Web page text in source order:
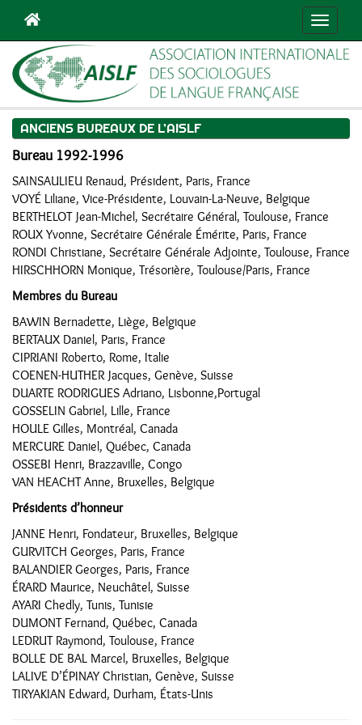
ANCIENS BUREAUX DE L’AISLF
Bureau 1992-1996
SAINSAULIEU Renaud, Président, Paris, France
VOYÉ Liliane, Vice-Présidente, Louvain-La-Neuve, Belgique
BERTHELOT Jean-Michel, Secrétaire Général, Toulouse, France
ROUX Yvonne, Secrétaire Générale Émérite, Paris, France
RONDI Christiane, Secrétaire Générale Adjointe, Toulouse, France
HIRSCHHORN Monique, Trésorière, Toulouse/Paris, France
Membres du Bureau
BAWIN Bernadette, Liège, Belgique
BERTAUX Daniel, Paris, France
CIPRIANI Roberto, Rome, Italie
COENEN-HUTHER Jacques, Genève, Suisse
DUARTE RODRIGUES Adriano, Lisbonne,Portugal
GOSSELIN Gabriel, Lille, France
HOULE Gilles, Montréal, Canada
MERCURE Daniel, Québec, Canada
OSSEBI Henri, Brazzaville, Congo
VAN HEACHT Anne, Bruxelles, Belgique
Présidents d’honneur
JANNE Henri, Fondateur, Bruxelles, Belgique
GURVITCH Georges, Paris, France
BALANDIER Georges, Paris, France
ÉRARD Maurice, Neuchâtel, Suisse
AYARI Chedly, Tunis, Tunisie
DUMONT Fernand, Québec, Canada
LEDRUT Raymond, Toulouse, France
BOLLE DE BAL Marcel, Bruxelles, Belgique
LALIVE D’ÉPINAY Christian, Genève, Suisse
TIRYAKIAN Edward, Durham, États-Unis